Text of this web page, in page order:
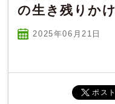
の生き残りか
2025年06 月21 日
ポスト